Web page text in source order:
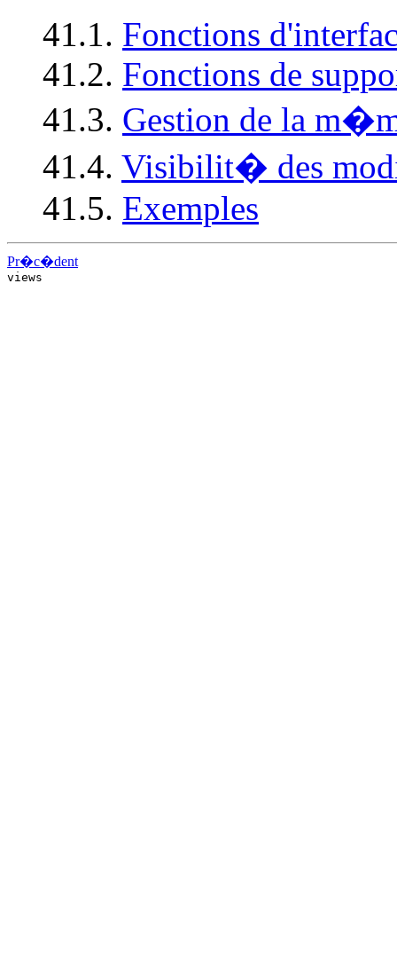
41.1. Fonctions
41.2. Fonctions de
41.3. Gestion de la
41.4. Visibilit� des
41.5. Exemples
Pr�c�dent
views